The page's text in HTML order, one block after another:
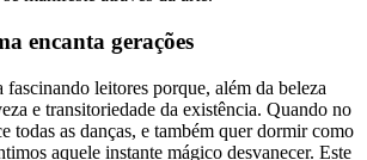
encanta gerações
leitores porque, além da beleza
e transitoriedade da existência. Quando no
todas as danças, e também quer dormir como
aquele instante mágico desvanecer. Este